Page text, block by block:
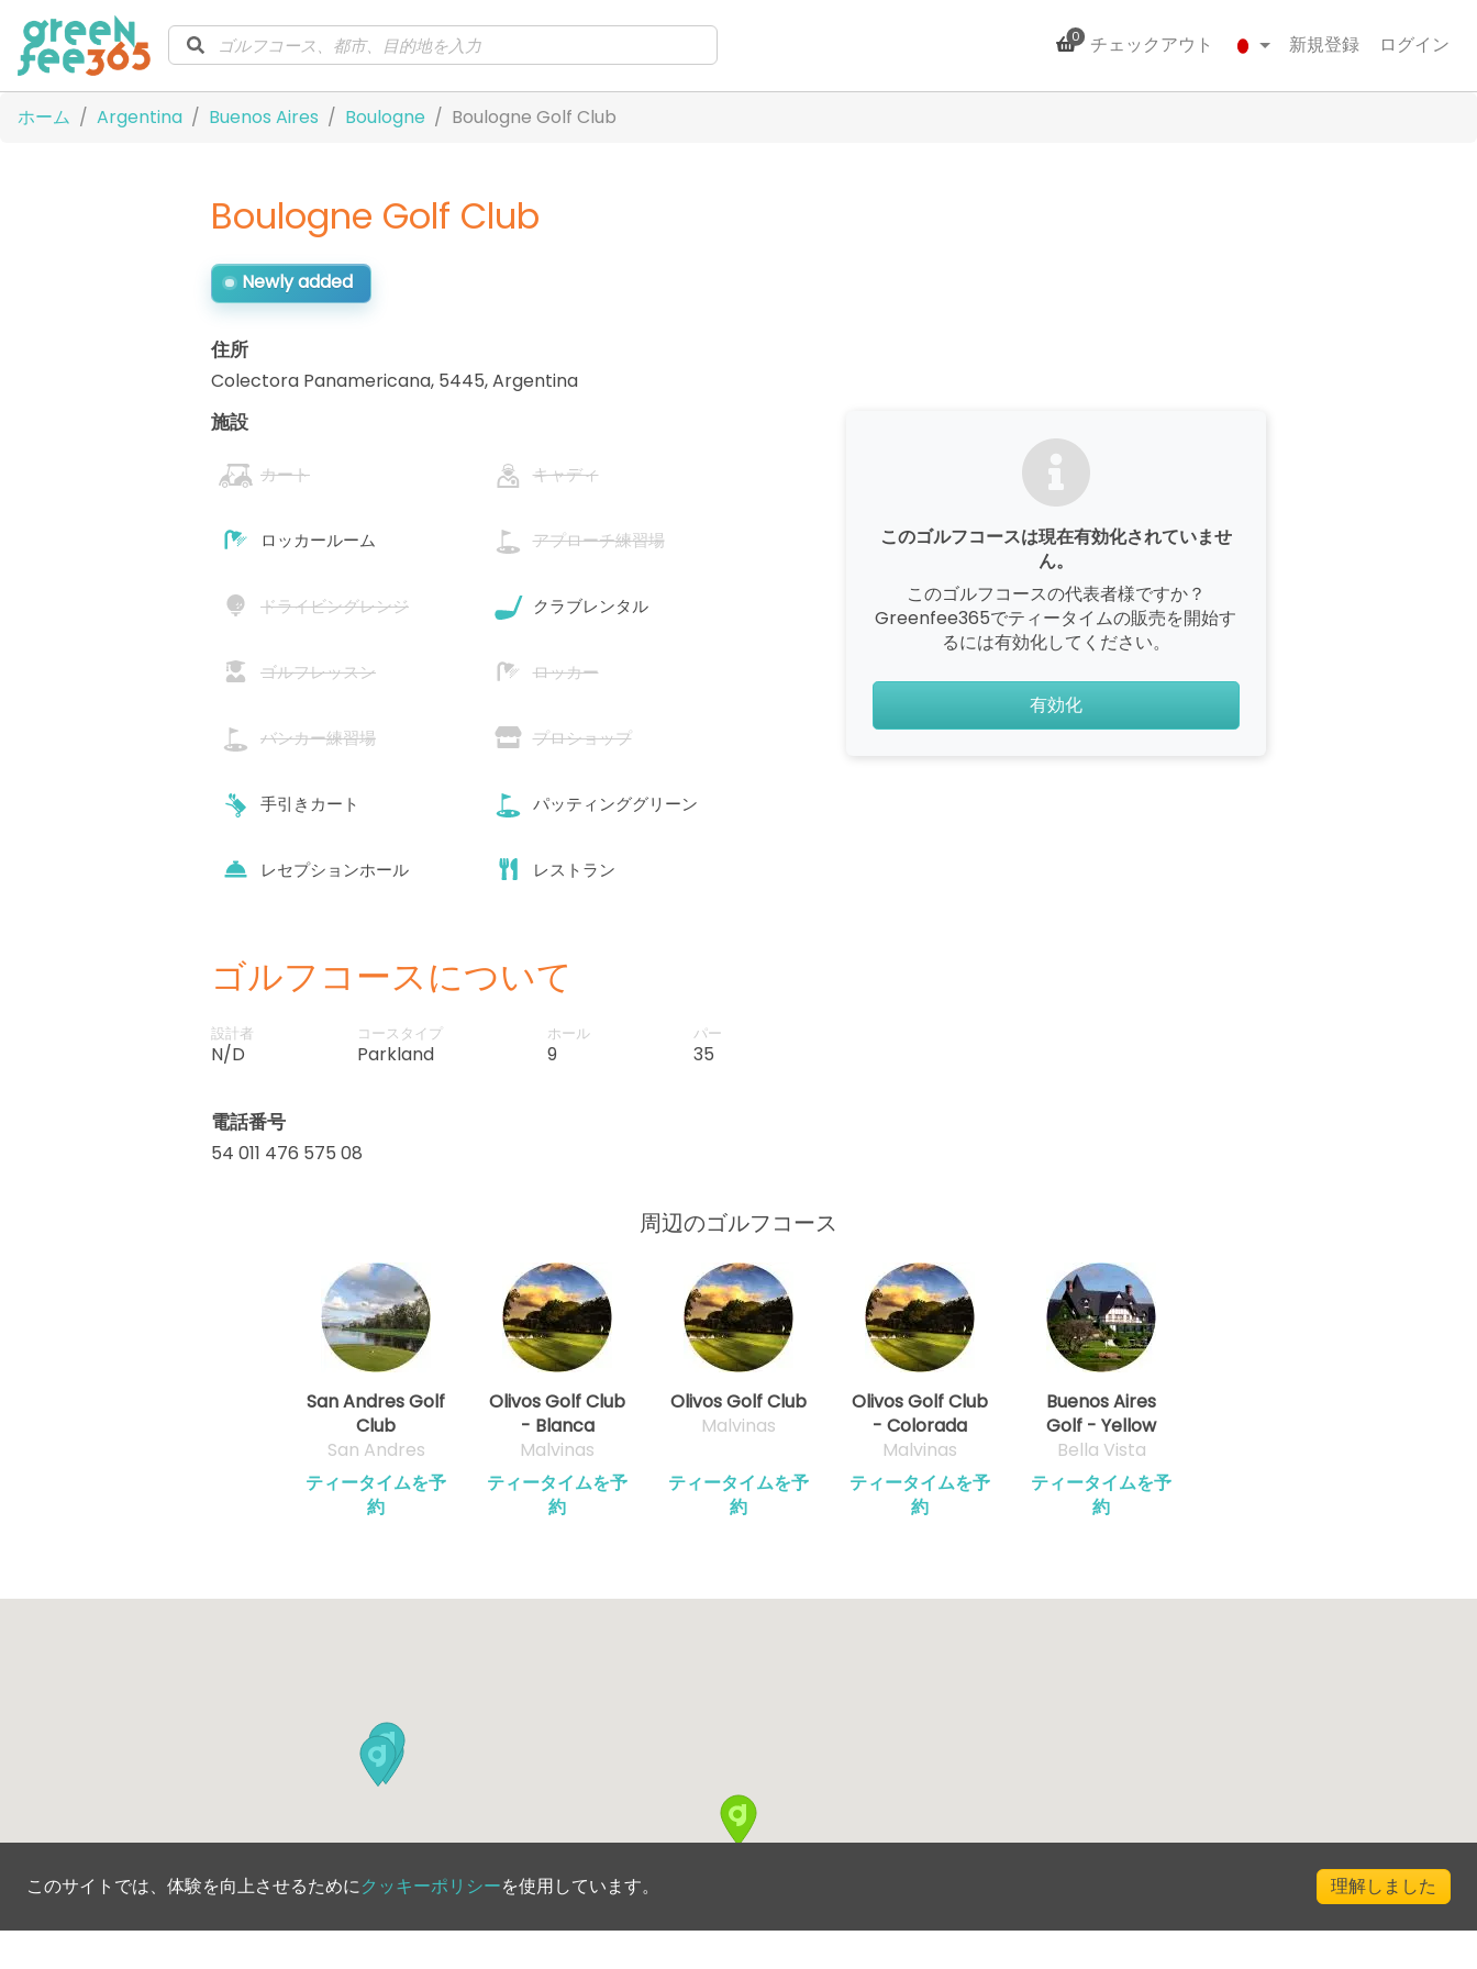
0 チェックアウト 新規登録 ログイン
ホーム Argentina Buenos Aires Boulogne Boulogne Golf Club
Boulogne Golf Club
Newly added
住所
Colectora Panamericana, 5445,Argentina
このゴルフコースは現在有効化されていませ
ん。
このゴルフコースの代表者様ですか？
Greenfee365でティータイムの販売を開始す
るには有効化してください。
有効化
施設
カート キャディ
ロッカールーム アプローチ練習場
ドライビングレンジ クラブレンタル
ゴルフレッスン ロッカー
バンカー練習場 プロショップ
手引きカート パッティンググリーン
レセプションホール レストラン
ゴルフコースについて
設計者
N/D
コースタイプ
Parkland
ホール
9
パー
35
電話番号
54 011 476 575 08
周辺のゴルフコース
San Andres Golf
Club
San Andres
ティータイムを予
約
Olivos Golf Club
- Blanca
Malvinas
ティータイムを予
約
Olivos Golf Club
Malvinas
ティータイムを予
約
Olivos Golf Club
- Colorada
Malvinas
ティータイムを予
約
Buenos Aires
Golf - Yellow
Bella Vista
ティータイムを予
約
このサイトでは、体験を向上させるためにクッキーポリシーを使用しています。 理解しました